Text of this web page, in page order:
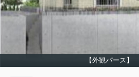
【外観パース】